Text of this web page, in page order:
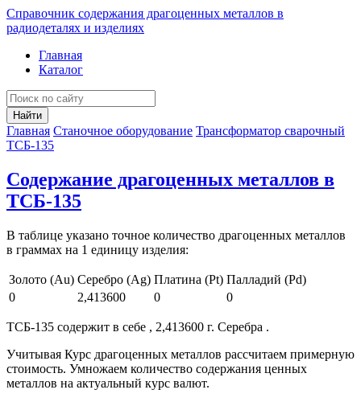
Справочник содержания драгоценных металлов в
радиодеталях и изделиях
Главная
Каталог
Найти
Главная Станочное оборудование Трансформатор сварочный
ТСБ-135
Содержание драгоценных металлов в
ТСБ-135
В таблице указано точное количество драгоценных металлов
в граммах на 1 единицу изделия:
Золото (Au) Серебро (Ag) Платина (Pt) Палладий (Pd)
0
2,413600 0 0
ТСБ-135 содержит в себе , 2,413600 г. Серебра .
Учитывая Курс драгоценных металлов рассчитаем примерную
стоимость. Умножаем количество содержания ценных
металлов на актуальный курс валют.